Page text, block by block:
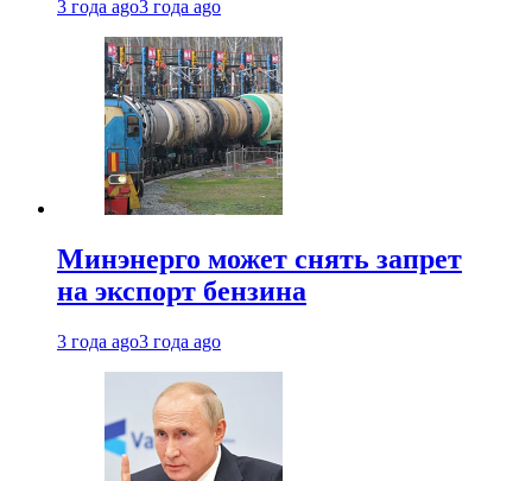
3 года ago3 года ago
Минэнерго может снять запрет
на экспорт бензина
3 года ago3 года ago